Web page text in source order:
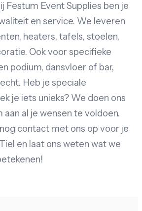
Festum Event Supplies ben je
en service. We leveren
heaters, tafels, stoelen,
Ook voor specifieke
podium, dansvloer of bar,
Heb je speciale
je iets unieks? We doen ons
al je wensen te voldoen.
contact met ons op voor je
en laat ons weten wat we